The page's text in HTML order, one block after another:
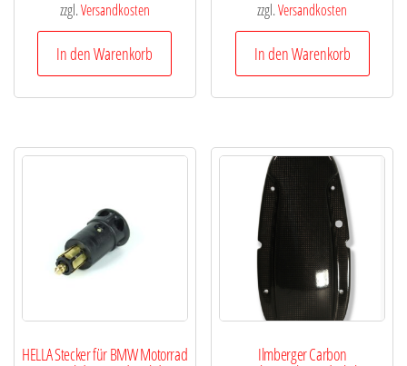
zzgl.Versandkosten
In den Warenkorb
zzgl.Versandkosten
In den Warenkorb
HELLA Stecker für BMW Motorrad Ilmberger Carbon